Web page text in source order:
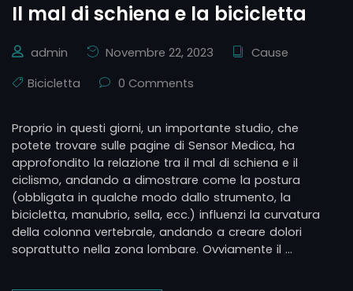
Il mal di schiena e la bicicletta
admin Novembre 22, 2023
Cause
Bicicletta
0 Comments
Proprio in questi giorni, un importante studio, che
potete trovare sulle pagine di Sensor Medica, ha
approfondito la relazione tra il mal di schiena e il
ciclismo, andando a dimostrare come la postura
(obbligata in qualche modo dallo strumento, la
bicicletta, manubrio, sella, ecc.) influenzi la curvatura
della colonna vertebrale, andando a creare dolori
soprattutto nella zona lombare. Ovviamente il …